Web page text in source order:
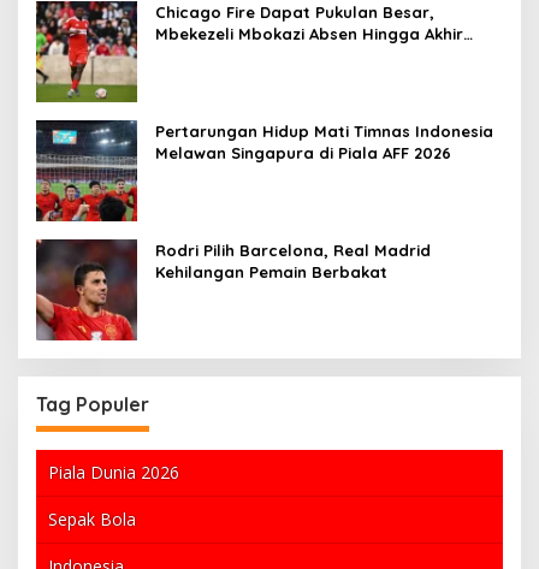
Chicago Fire Dapat Pukulan Besar,
Mbekezeli Mbokazi Absen Hingga Akhir
Pertarungan Hidup Mati Timnas Indonesia
Melawan Singapura di Piala AFF 2026
Rodri Pilih Barcelona, Real Madrid
Kehilangan Pemain Berbakat
Tag Populer
Piala Dunia 2026
Sepak Bola